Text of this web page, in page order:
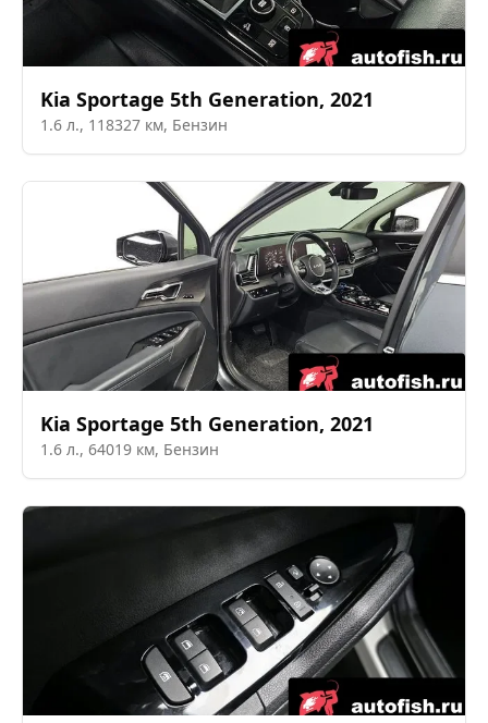
Kia Sportage 5th Generation, 2021
1.6 л., 118327 км, Бензин
Kia Sportage 5th Generation, 2021
1.6 л., 64019 км, Бензин